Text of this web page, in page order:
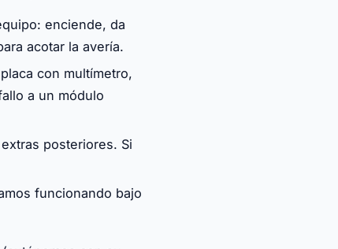
enciende, da
acotar la avería.
con multímetro,
a un módulo
posteriores. Si
funcionando bajo